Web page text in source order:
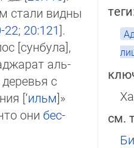
см.
ста­ли видны
22; 20:121].
[сунбула],
аль-
с
[‘ильм]»
они бес­